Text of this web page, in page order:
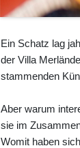
Ein Schatz lag
der Villa
stammenden
Aber warum
sie im
Womit haben